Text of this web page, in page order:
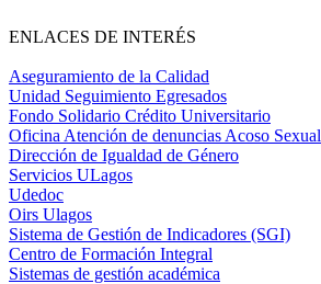
ENLACES DE INTERÉS
Aseguramiento de la Calidad
Unidad Seguimiento Egresados
Fondo Solidario Crédito Universitario
Oficina Atención de denuncias Acoso Sexual
Dirección de Igualdad de Género
Servicios ULagos
Udedoc
Oirs Ulagos
Sistema de Gestión de Indicadores (SGI)
Centro de Formación Integral
Sistemas de gestión académica